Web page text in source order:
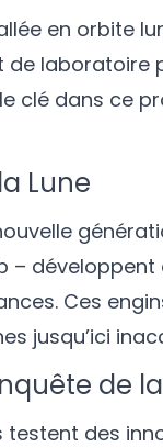
en orbite
laboratoire
clé dans ce
Lune
–
Ces
jusqu’ici
de
testent des